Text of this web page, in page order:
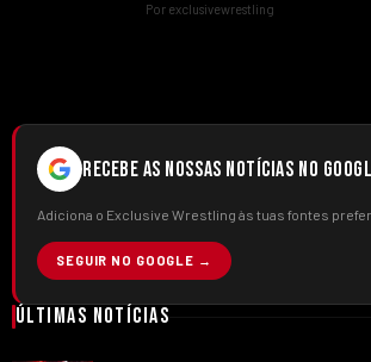
Por exclusivewrestling
RECEBE AS NOSSAS NOTÍCIAS NO
Adiciona o Exclusive Wrestling às tuas fontes
SEGUIR NO GOOGLE →
Últimas Notícias